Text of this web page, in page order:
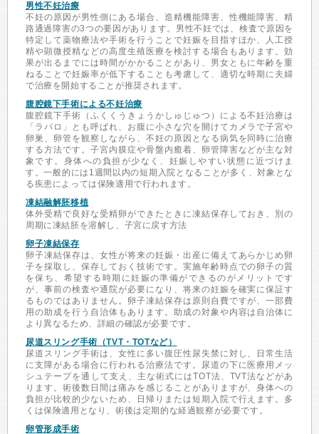
男性不妊治療
不妊の原因が男性側にある場合、造精機能障害、性機能障害、精
路通過障害の3つの要因があります。男性不妊では、検査で原因を
特定して薬物療法や手術を行うことで妊娠を目指すほか、人工授
精や顕微授精などの高度生殖医療を検討する場合もあります。効
果が出るまでには時間がかかることがあり、男女ともに年齢を重
ねることで妊娠率が低下することも考慮して、適切な時期に夫婦
で治療を開始することが推奨されます。
腹腔鏡下手術による不妊治療
腹腔鏡下手術（ふくくうきょうかしゅじゅつ）による不妊治療は
「ラパロ」とも呼ばれ、お腹に小さな穴を開けてカメラで子宮や
卵巣、卵管を観察しながら、不妊の原因となる病気を同時に治療
する方法です。子宮内膜症や骨盤内癒着、卵管障害などが主な対
象です。身体への負担が少なく、妊娠しやすい状態に近づけま
す。一般的には1週間以内の短期入院となることが多く、対象とな
る疾患によっては保険適用で行われます。
凍結融解胚移植
体外受精で良好な受精卵ができたときに凍結保存しておき、別の
周期に凍結胚を溶解し、子宮に戻す方法
卵子凍結保存
卵子凍結保存は、女性が将来の妊娠・出産に備えてあらかじめ卵
子を採取し、保存しておく技術です。実施年齢時点での卵子の質
を保ち、希望する時期に妊娠の準備ができるのがメリットです
が、事前の検査や通院が必要になり、将来の妊娠を確実に保証す
るものではありません。卵子凍結保存は原則自費ですが、一部費
用の助成を行う自治体もあります。助成の対象や内容は自治体に
より異なるため、詳細の確認が必要です。
尿道スリング手術（TVT・TOTなど）
尿道スリング手術は、女性に多い腹圧性尿失禁に対し、日常生活
に支障がある場合に行われる治療法です。尿道の下に医療用メッ
シュテープを通して支え、主な術式にはTOT法、TVT法などがあ
ります。術後数日間は痛みを感じることがありますが、身体への
負担が比較的少ないため、日帰りまたは短期入院で行えます。多
くは保険適用となり、術後は定期的な経過観察が必要です。
卵管形成手術